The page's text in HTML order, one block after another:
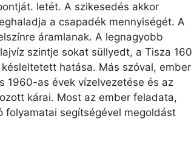
letét. A szikesedés akkor
a csapadék mennyiségét. A
áramlanak. A legnagyobb
szintje sokat süllyedt, a Tisza 160
hatása. Más szóval, ember
1960-as évek vízelvezetése és az
kárai. Most az ember feladata,
folyamatai segítségével megoldást